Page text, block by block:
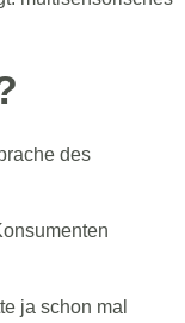
des
ja schon mal